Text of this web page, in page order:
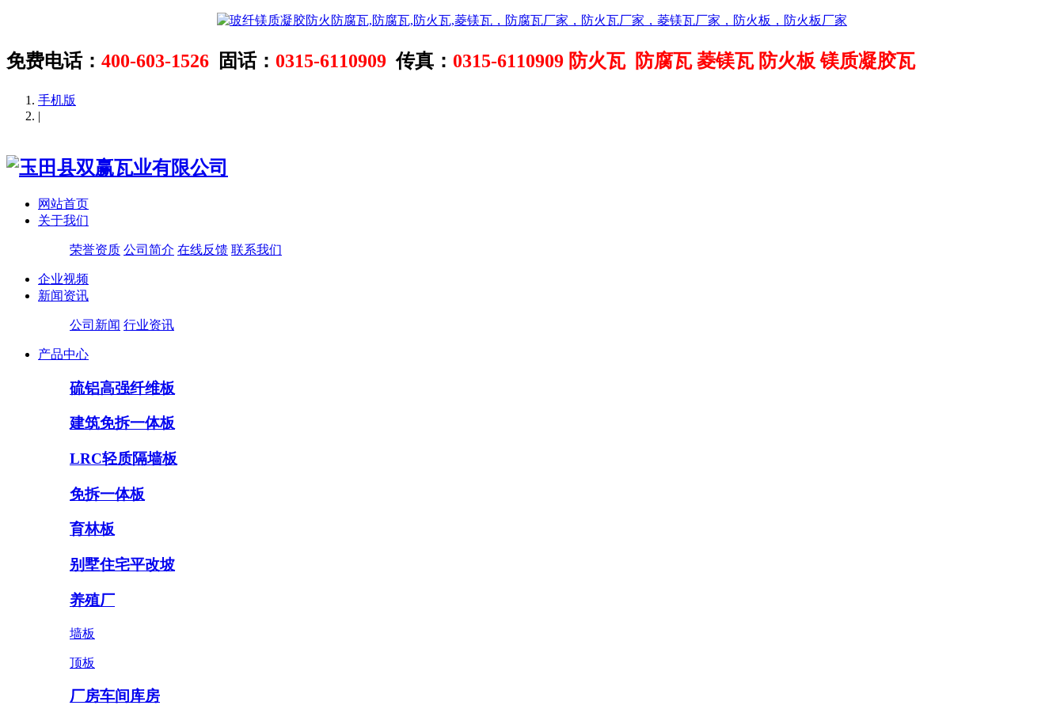
免费电话： 400-603-1526 固话： 0315-6110909 传真： 0315-6110909 防火瓦 防腐瓦 菱镁瓦 防火板 镁质凝胶瓦
手机版
|
网站首页
关于我们
荣誉资质 公司简介 在线反馈 联系我们
企业视频
新闻资讯
公司新闻 行业资讯
产品中心
硫铝高强纤维板
建筑免拆一体板
LRC轻质隔墙板
免拆一体板
育林板
别墅住宅平改坡
养殖厂
墙板
顶板
厂房车间库房